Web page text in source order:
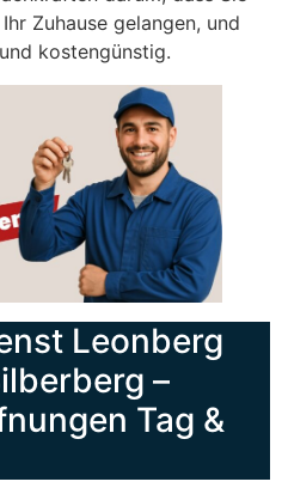
Zuhause gelangen, und
kostengünstig.
Leonberg
–
Tag &